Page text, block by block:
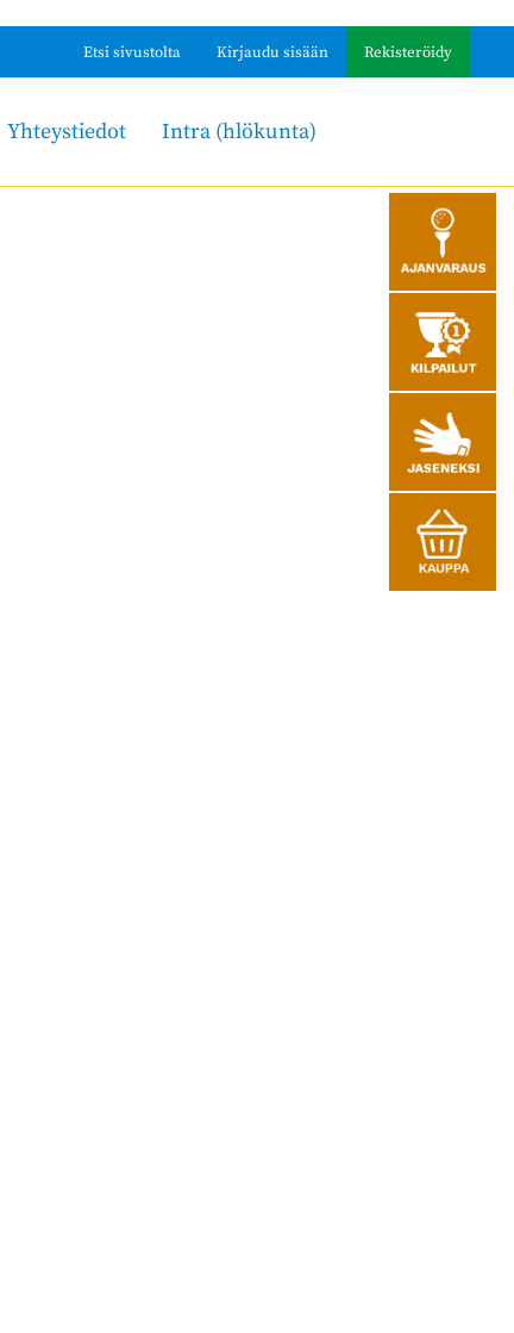
Etsi sivustolta Kirjaudu sisään Rekisteröidy
Yhteystiedot Intra (hlökunta)